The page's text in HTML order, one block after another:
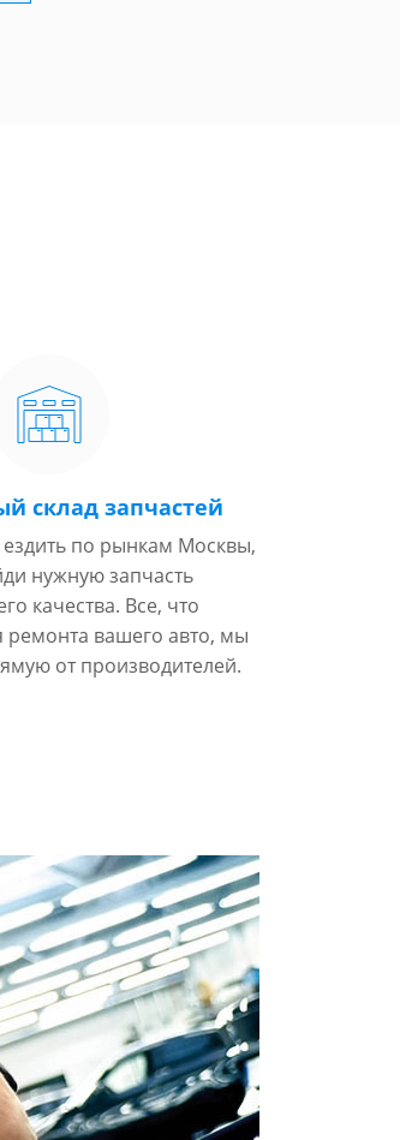
склад запчастей
по рынкам Москвы,
нужную запчасть
качества. Все, что
ремонта вашего авто, мы
от производителей.